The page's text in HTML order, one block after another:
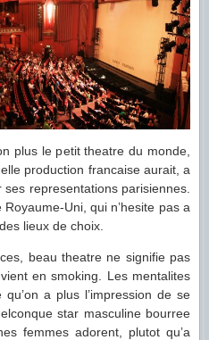
plus le petit theatre du monde,
production francaise aurait, a
representations parisiennes.
Uni, qui n’hesite pas a
lieux de choix.
beau theatre ne signifie pas
en smoking. Les mentalites
a plus l’impression de se
star masculine bourree
femmes adorent, plutot qu’a